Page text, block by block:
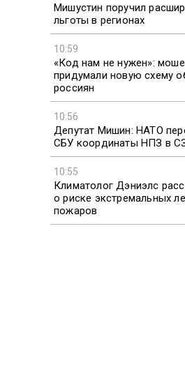
Мишустин поручил
льготы в регионах
10:59
«Код нам не нужен»:
придумали новую схему
россиян
10:56
Депутат Мишин: НАТО
СБУ координаты НПЗ в
10:55
Климатолог Дэниэлс
о риске экстремальных
пожаров